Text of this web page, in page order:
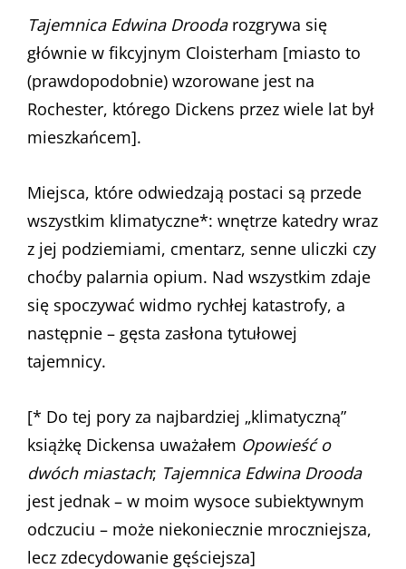
Tajemnica Edwina Droodarozgrywa się
głównie w fikcyjnym Cloisterham [miasto to
(prawdopodobnie) wzorowane jest na
Rochester, którego Dickens przez wiele lat był
mieszkańcem].
Miejsca, które odwiedzają postaci są przede
wszystkim klimatyczne*: wnętrze katedry wraz
z jej podziemiami, cmentarz, senne uliczki czy
choćby palarnia opium. Nad wszystkim zdaje
się spoczywać widmo rychłej katastrofy, a
następnie – gęsta zasłona tytułowej
tajemnicy.
[* Do tej pory za najbardziej „klimatyczną”
książkę Dickensa uważałem Opowieść o
dwóch miastach; Tajemnica Edwina Drooda
jest jednak – w moim wysoce subiektywnym
odczuciu – może niekoniecznie mroczniejsza,
lecz zdecydowanie gęściejsza]